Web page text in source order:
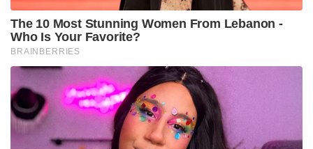
The 10 Most Stunning Women From Lebanon -
Who Is Your Favorite?
BRAINBERRIES